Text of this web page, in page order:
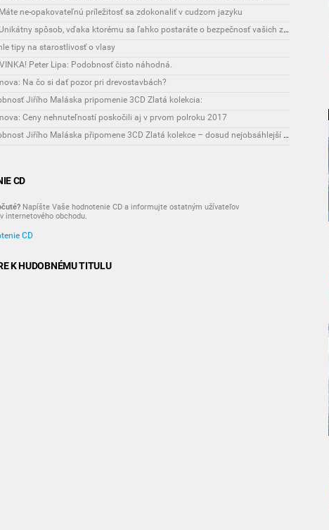
ne-opakovateľnú príležitosť sa zdokonaliť v cudzom jazyku
Interesante: Unikátny spôsob, vďaka ktorému sa ľahko postaráte o bezpečnosť vašich zásielok
tipy na starostlivosť o vlasy
Peter Lipa: Podobnosť čisto náhodná.
Na čo si dať pozor pri drevostavbách?
Jiřího Maláska pripomenie 3CD Zlatá kolekcia:
Ceny nehnuteľností poskočili aj v prvom polroku 2017
Novinky: Osobnost Jiřího Maláska připomene 3CD Zlatá kolekce – dosud nejobsáhlejší soubor nahrávek legendárního umělce!
CD
Napíšte Vaše hodnotenie CD a informujte ostatným užívateľov
internetového obchodu.
CD
K HUDOBNÉMU TITULU